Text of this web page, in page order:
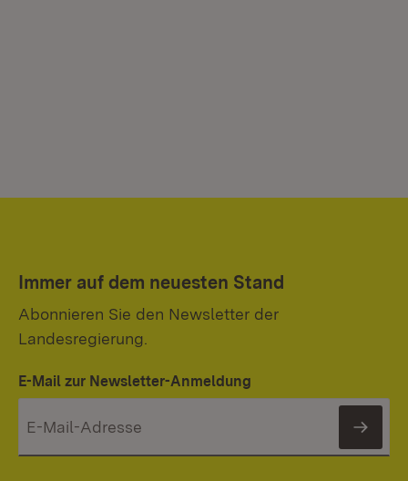
Immer auf dem neuesten Stand
Abonnieren Sie den Newsletter der
Landesregierung.
E-Mail zur Newsletter-Anmeldung